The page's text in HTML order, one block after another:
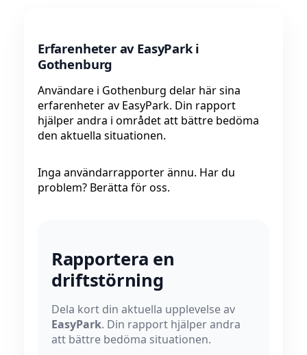
Erfarenheter av EasyPark i
Gothenburg
Användare i Gothenburg delar här sina
erfarenheter av EasyPark. Din rapport
hjälper andra i området att bättre bedöma
den aktuella situationen.
Inga användarrapporter ännu. Har du
problem? Berätta för oss.
Rapportera en
driftstörning
Dela kort din aktuella upplevelse av
EasyPark. Din rapport hjälper andra
att bättre bedöma situationen.